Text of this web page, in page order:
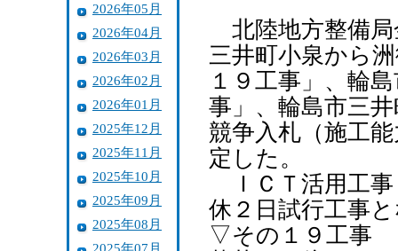
2026年05月
2026年04月
2026年03月
2026年02月
2026年01月
2025年12月
2025年11月
2025年10月
2025年09月
2025年08月
2025年07月
北陸地方整備局
三井町小泉から
１９工事」、輪
事」、輪島市三
競争入札（施工
定した。
ＩＣＴ活用工事
休２日試行工事
▽その１９工事